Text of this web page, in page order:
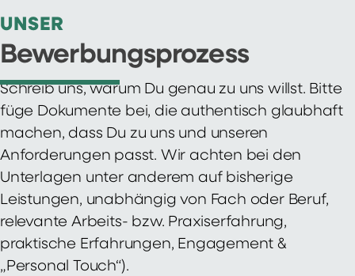
UNSER
Bewerbungsprozess
Schreib uns, warum Du genau zu uns willst. Bitte
füge Dokumente bei, die authentisch glaubhaft
machen, dass Du zu uns und unseren
Anforderungen passt. Wir achten bei den
Unterlagen unter anderem auf bisherige
Leistungen, unabhängig von Fach oder Beruf,
relevante Arbeits- bzw. Praxiserfahrung,
praktische Erfahrungen, Engagement &
„Personal Touch“).